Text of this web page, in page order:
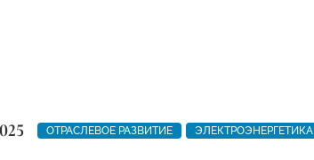
ОТРАСЛЕВОЕ РАЗВИТИЕ ЭЛЕКТРОЭНЕРГЕТИКА